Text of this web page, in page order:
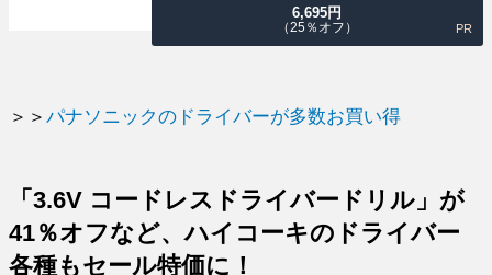
6,695円
（25％オフ） PR
＞＞ パナソニックのドライバーが多数お買い得
「3.6V コードレスドライバードリル」が
41％オフなど、ハイコーキのドライバー
各種もセール特価に！